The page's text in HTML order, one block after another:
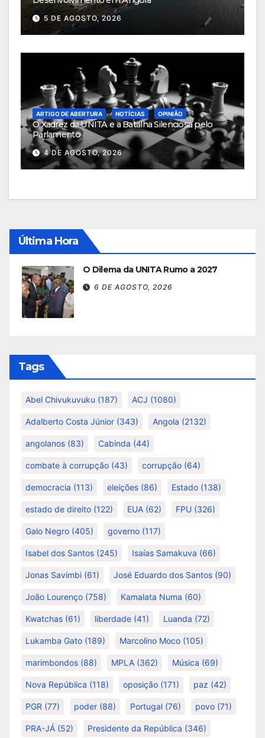
5 DE AGOSTO, 2026
ARTIGO DE ABERTURA NOTÍCIAS OPINIÃO
O Xadrez da UNITA e a Batalha Silenciosa pelo
Parlamento
4 DE AGOSTO, 2026
Última Hora
O Dilema da UNITA Rumo a 2027
6 DE AGOSTO, 2026
Tags
Abel Chivukuvuku (187) ACJ (1080)
Adalberto Costa Júnior (343) Angola (2132)
angolanos (83) Cabinda (44)
combate à corrupção (43) corrupção (64)
democracia (113) eleições (86) Estado (138)
estado de direito (122) EUA (62) FPU (326)
Galo Negro (405) governo (117)
Isabel dos Santos (245) Isaías Samakuva (66)
Jonas Savimbi (61) José Eduardo dos Santos (90)
João Lourenço (758) Kamalata Numa (60)
Kwatchas (61) liberdade (41) Luanda (72)
Lukamba Gato (189) Marcolino Moco (105)
marimbondos (88) MPLA (362) Música (69)
Nova República (118) oposição (171) paz (42)
PGR (77) poder (88) Portugal (76) povo (71)
PRA-JÁ (52) Presidente da República (346)